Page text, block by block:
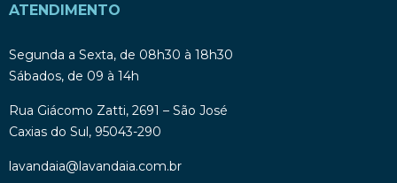
ATENDIMENTO
Segunda a Sexta, de 08h30 à 18h30
Sábados, de 09 à 14h
Rua Giácomo Zatti, 2691 – São José
Caxias do Sul, 95043-290
lavandaia@lavandaia.com.br